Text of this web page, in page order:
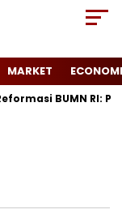
MARKET
BUMN RI: